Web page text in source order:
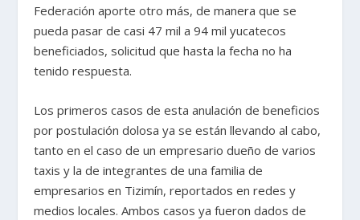
Federación aporte otro más, de manera que se
pueda pasar de casi 47 mil a 94 mil yucatecos
beneficiados, solicitud que hasta la fecha no ha
tenido respuesta.
Los primeros casos de esta anulación de beneficios
por postulación dolosa ya se están llevando al cabo,
tanto en el caso de un empresario dueño de varios
taxis y la de integrantes de una familia de
empresarios en Tizimín, reportados en redes y
medios locales. Ambos casos ya fueron dados de